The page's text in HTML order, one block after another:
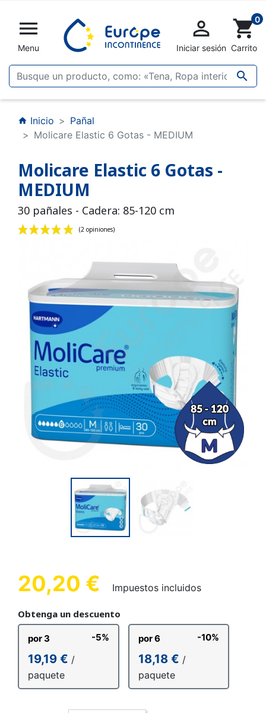

Menu


Iniciar sesión
shopping_cart0
Carrito
home Inicio
Pañal
Molicare Elastic 6 Gotas - MEDIUM
Molicare Elastic 6 Gotas -
MEDIUM
30 pañales - Cadera: 85-120 cm
20,20 € Impuestos incluidos
Obtenga un descuento
por 3 -5%
19,19 € /
paquete
por 6 -10%
18,18 € /
paquete